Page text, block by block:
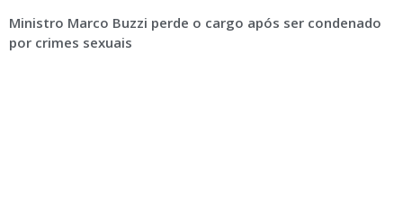
Ministro Marco Buzzi perde o cargo após ser condenado
por crimes sexuais